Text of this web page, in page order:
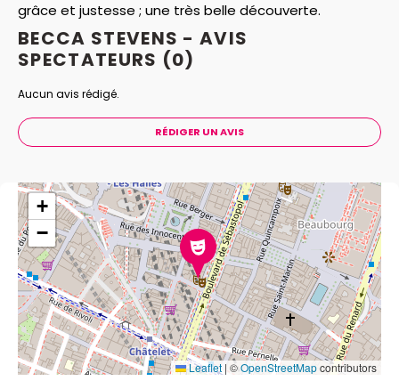
grâce et justesse ; une très belle découverte.
BECCA STEVENS - AVIS
SPECTATEURS (0)
Aucun avis rédigé.
RÉDIGER UN AVIS
+
−
Leaflet | ©OpenStreetMapcontributors